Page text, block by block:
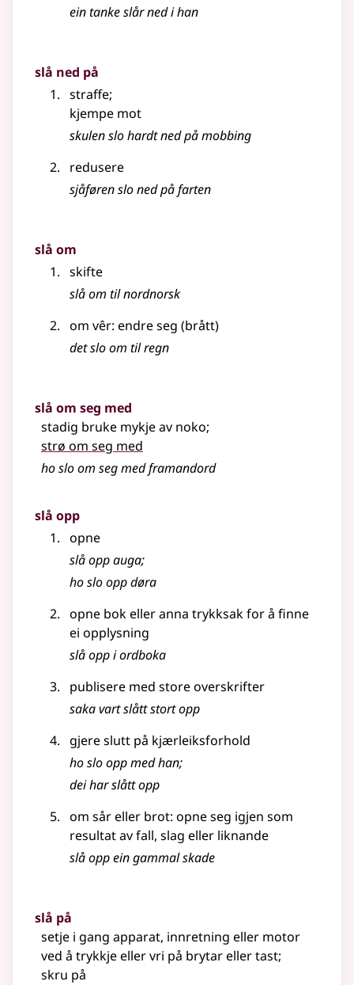
ein tanke slår ned i han
slå ned på
straffe;
kjempe mot
skulen slo hardt ned på mobbing
redusere
sjåføren slo ned på farten
slå om
skifte
slå om til nordnorsk
om vêr: endre seg (brått)
det slo om til regn
slå om seg med
stadig bruke mykje av noko;
strø om seg med
ho slo om seg med framandord
slå opp
opne
slå opp auga;
ho slo opp døra
opne bok eller anna trykksak for å finne
ei opplysning
slå opp i ordboka
publisere med store overskrifter
saka vart slått stort opp
gjere slutt på kjærleiksforhold
ho slo opp med han;
dei har slått opp
om sår eller brot: opne seg igjen som
resultat av fall, slag eller liknande
slå opp ein gammal skade
slå på
setje i gang apparat, innretning eller motor
ved å trykkje eller vri på brytar eller tast;
skru på